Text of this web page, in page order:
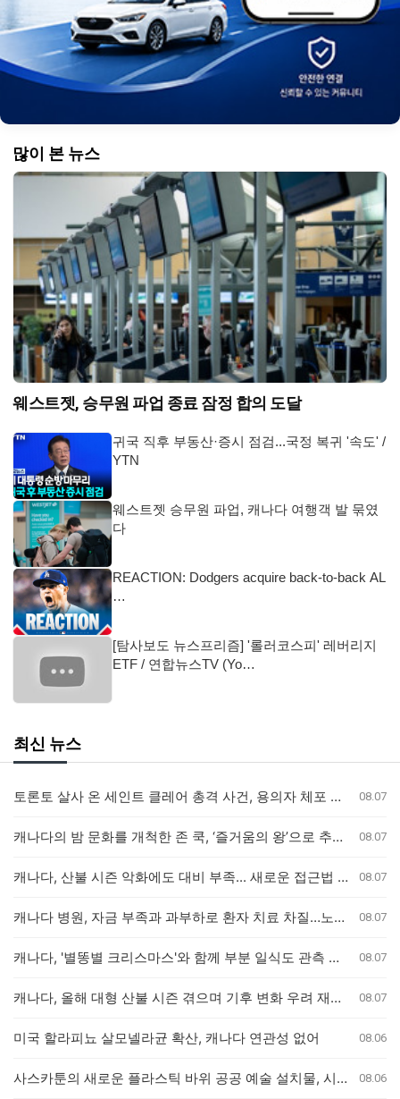
많이 본 뉴스
웨스트젯, 승무원 파업 종료 잠정 합의 도달
귀국 직후 부동산·증시 점검...국정 복귀 '속도' /
YTN
웨스트젯 승무원 파업, 캐나다 여행객 발 묶였
다
REACTION: Dodgers acquire back-to-back AL
…
[탐사보도 뉴스프리즘] '롤러코스피' 레버리지
ETF / 연합뉴스TV (Yo…
최신 뉴스
토론토 살사 온 세인트 클레어 총격 사건, 용의자 체포 발표 예정 08.07
캐나다의 밤 문화를 개척한 존 쿡, ‘즐거움의 왕’으로 추모받다 08.07
캐나다, 산불 시즌 악화에도 대비 부족... 새로운 접근법 필요 08.07
캐나다 병원, 자금 부족과 과부하로 환자 치료 차질…노조 "대책 마련 시급" 08.07
캐나다, '별똥별 크리스마스'와 함께 부분 일식도 관측 가능 08.07
캐나다, 올해 대형 산불 시즌 겪으며 기후 변화 우려 재점화 08.07
미국 할라피뇨 살모넬라균 확산, 캐나다 연관성 없어 08.06
사스카툰의 새로운 플라스틱 바위 공공 예술 설치물, 시민들의 반응 엇갈려 08.06